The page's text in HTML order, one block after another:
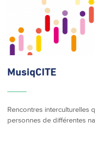
MusiqCITE
Rencontres interculturelles
personnes de différentes